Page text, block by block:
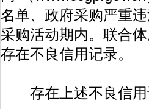
名单、政府采购严重
采购活动期内。联合
存在不良信用记录。
存在上述不良信用